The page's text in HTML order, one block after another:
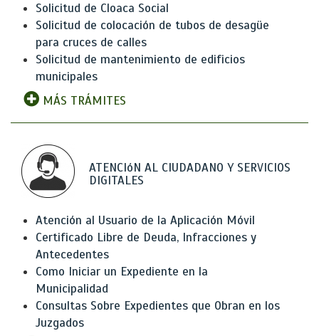
Solicitud de Cloaca Social
Solicitud de colocación de tubos de desagüe
para cruces de calles
Solicitud de mantenimiento de edificios
municipales
MÁS TRÁMITES
ATENCIóN AL CIUDADANO Y SERVICIOS
DIGITALES
Atención al Usuario de la Aplicación Móvil
Certificado Libre de Deuda, Infracciones y
Antecedentes
Como Iniciar un Expediente en la
Municipalidad
Consultas Sobre Expedientes que Obran en los
Juzgados